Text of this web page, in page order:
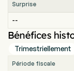
Surprise
--
Bénéfices
Trimestriellement
Période fiscale